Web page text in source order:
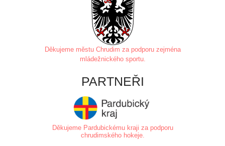
Děkujeme městu Chrudim za podporu zejména
mládežnického sportu.
PARTNEŘI
Děkujeme Pardubickému kraji za podporu
chrudimského hokeje.